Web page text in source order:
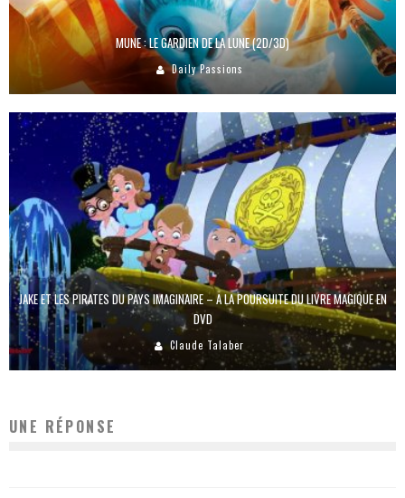
MUNE : LE GARDIEN DE LA LUNE (2D/3D)
Daily Passions
JAKE ET LES PIRATES DU PAYS IMAGINAIRE – A LA POURSUITE DU LIVRE MAGIQUE EN
DVD
Claude Talaber
UNE RÉPONSE